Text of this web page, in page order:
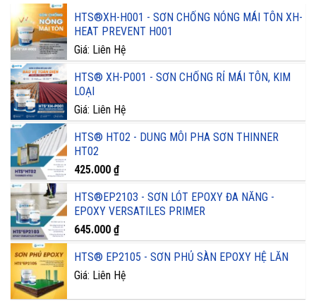
HTS®XH-H001 - SƠN CHỐNG NÓNG MÁI TÔN XH-
HEAT PREVENT H001
Giá: Liên Hệ
HTS® XH-P001 - SƠN CHỐNG RỈ MÁI TÔN, KIM
LOẠI
Giá: Liên Hệ
HTS® HT02 - DUNG MÔI PHA SƠN THINNER
HT02
425.000 ₫
HTS®EP2103 - SƠN LÓT EPOXY ĐA NĂNG -
EPOXY VERSATILES PRIMER
645.000 ₫
HTS® EP2105 - SƠN PHỦ SÀN EPOXY HỆ LĂN
Giá: Liên Hệ